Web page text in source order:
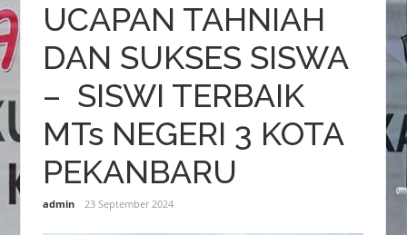
UCAPAN TAHNIAH
DAN SUKSES SISWA
– SISWI TERBAIK
MTs NEGERI 3 KOTA
PEKANBARU
admin 23 September 2024